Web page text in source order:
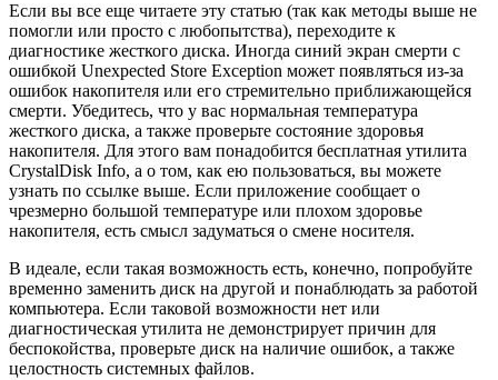
Если вы все еще читаете эту статью (так как методы выше не
помогли или просто с любопытства), переходите к
диагностике жесткого диска. Иногда синий экран смерти с
ошибкой Unexpected Store Exception может появляться из-за
ошибок накопителя или его стремительно приближающейся
смерти. Убедитесь, что у вас нормальная температура
жесткого диска, а также проверьте состояние здоровья
накопителя. Для этого вам понадобится бесплатная утилита
CrystalDisk Info, а о том, как ею пользоваться, вы можете
узнать по ссылке выше. Если приложение сообщает о
чрезмерно большой температуре или плохом здоровье
накопителя, есть смысл задуматься о смене носителя.
В идеале, если такая возможность есть, конечно, попробуйте
временно заменить диск на другой и понаблюдать за работой
компьютера. Если таковой возможности нет или
диагностическая утилита не демонстрирует причин для
беспокойства, проверьте диск на наличие ошибок, а также
целостность системных файлов.